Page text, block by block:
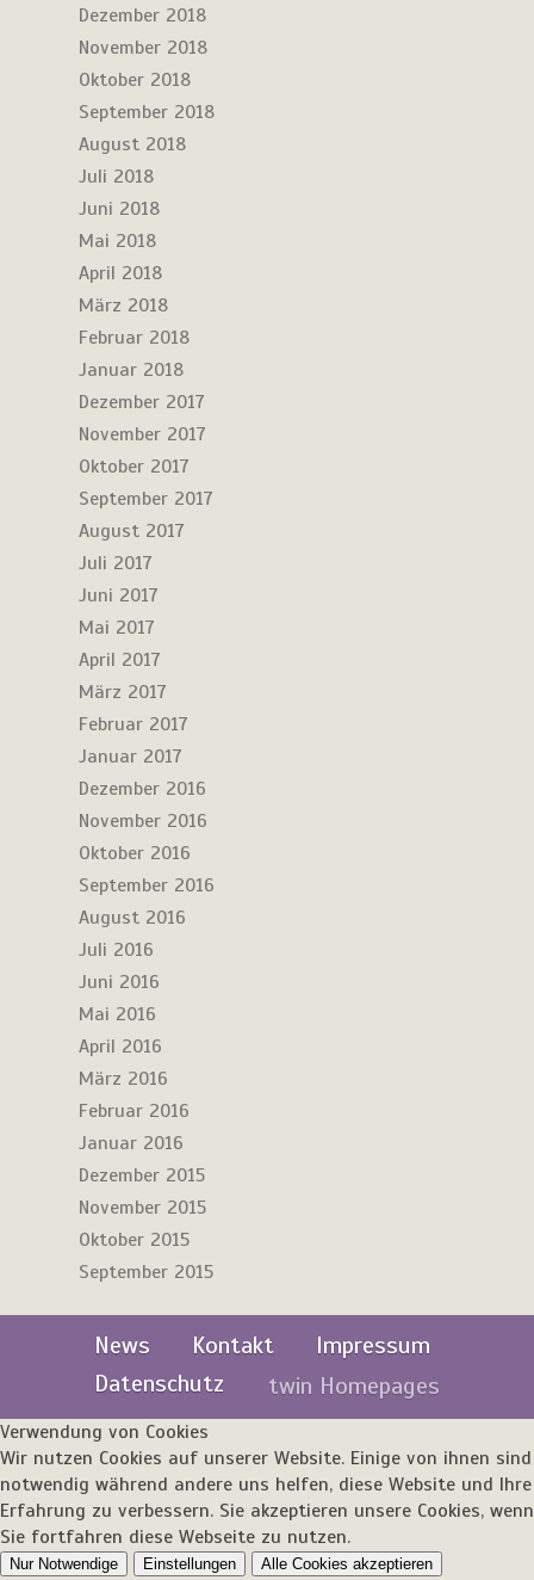
Dezember 2018
November 2018
Oktober 2018
September 2018
August 2018
Juli 2018
Juni 2018
Mai 2018
April 2018
März 2018
Februar 2018
Januar 2018
Dezember 2017
November 2017
Oktober 2017
September 2017
August 2017
Juli 2017
Juni 2017
Mai 2017
April 2017
März 2017
Februar 2017
Januar 2017
Dezember 2016
November 2016
Oktober 2016
September 2016
August 2016
Juli 2016
Juni 2016
Mai 2016
April 2016
März 2016
Februar 2016
Januar 2016
Dezember 2015
November 2015
Oktober 2015
September 2015
News Kontakt
Impressum
Datenschutz
twin Homepages
Verwendung von Cookies
Wir nutzen Cookies auf unserer Website. Einige von ihnen sind
notwendig während andere uns helfen, diese Website und Ihre
Erfahrung zu verbessern. Sie akzeptieren unsere Cookies, wenn
Sie fortfahren diese Webseite zu nutzen.
Nur Notwendige Einstellungen Alle Cookies akzeptieren